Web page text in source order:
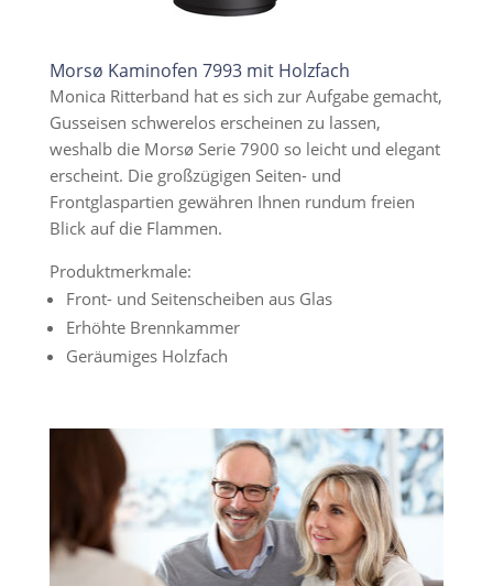
Morsø Kaminofen 7993 mit Holzfach
Monica Ritterband hat es sich zur Aufgabe gemacht,
Gusseisen schwerelos erscheinen zu lassen,
weshalb die Morsø Serie 7900 so leicht und elegant
erscheint. Die großzügigen Seiten- und
Frontglaspartien gewähren Ihnen rundum freien
Blick auf die Flammen.
Produktmerkmale:
Front- und Seitenscheiben aus Glas
Erhöhte Brennkammer
Geräumiges Holzfach